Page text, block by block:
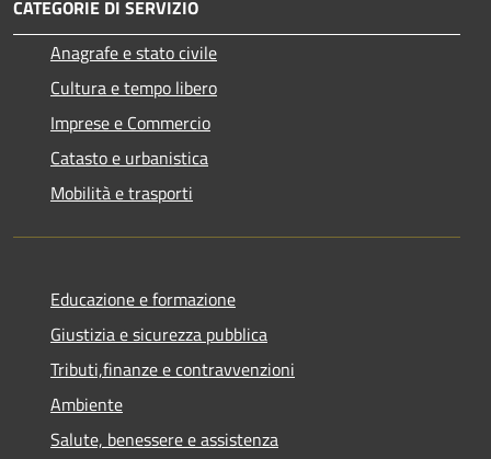
CATEGORIE DI SERVIZIO
Anagrafe e stato civile
Cultura e tempo libero
Imprese e Commercio
Catasto e urbanistica
Mobilità e trasporti
Educazione e formazione
Giustizia e sicurezza pubblica
Tributi,finanze e contravvenzioni
Ambiente
Salute, benessere e assistenza